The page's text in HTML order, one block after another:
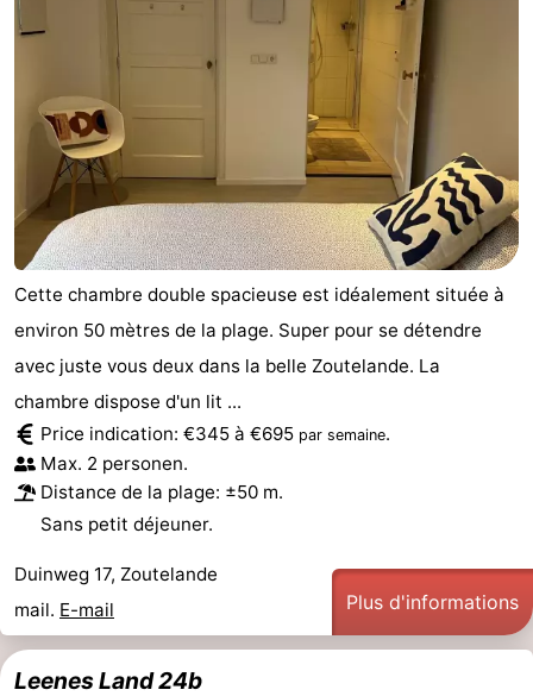
intérieures
bien-
&Nature
guidées
Sports
Piscines
-
du
Randonnée
-
Terrains
de
-
Peche
-
et
manger
Événements
Conduite
Cette chambre double spacieuse est idéalement située à
environ 50 mètres de la plage. Super pour se détendre
avec juste vous deux dans la belle Zoutelande. La
chambre dispose d'un lit ...
Price indication: €345 à €695 par semaine.
Max. 2 personen.
Distance de la plage: ±50 m.
Sans petit déjeuner.
Duinweg 17, Zoutelande
mail. E-mail Plus d'informations
Leenes Land 24b